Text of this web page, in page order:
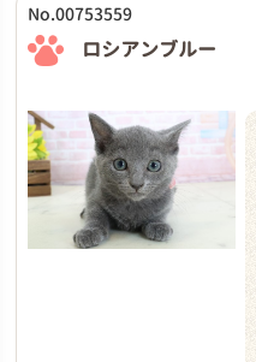
No.00753559
ロシアンブルー